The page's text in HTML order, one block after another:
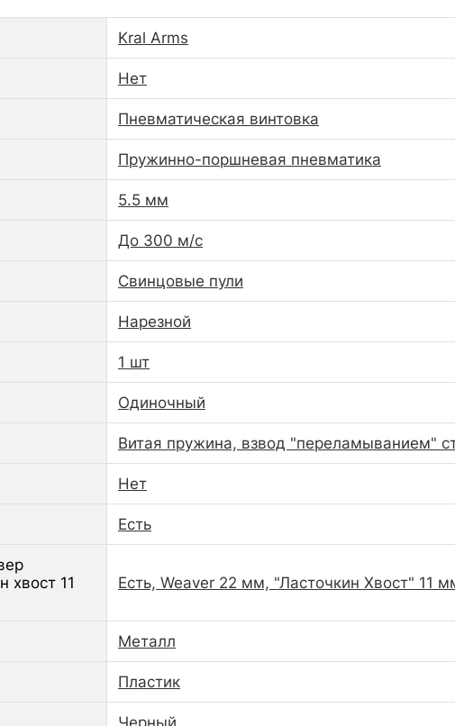
Kral Arms
Нет
Пневматическая винтовка
Пружинно-поршневая пневматика
5.5 мм
До 300 м/с
Свинцовые пули
Нарезной
1 шт
Одиночный
Витая пружина, взвод "переламыванием"
Нет
Есть
хвост 11
Есть, Weaver 22 мм, "Ласточкин Хвост" 11
Металл
Пластик
Черный